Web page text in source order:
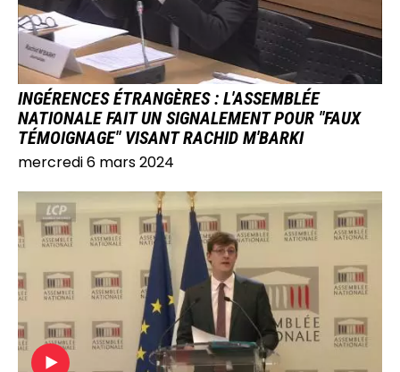
INGÉRENCES ÉTRANGÈRES : L'ASSEMBLÉE
NATIONALE FAIT UN SIGNALEMENT POUR "FAUX
TÉMOIGNAGE" VISANT RACHID M'BARKI
mercredi 6 mars 2024
IMAGE